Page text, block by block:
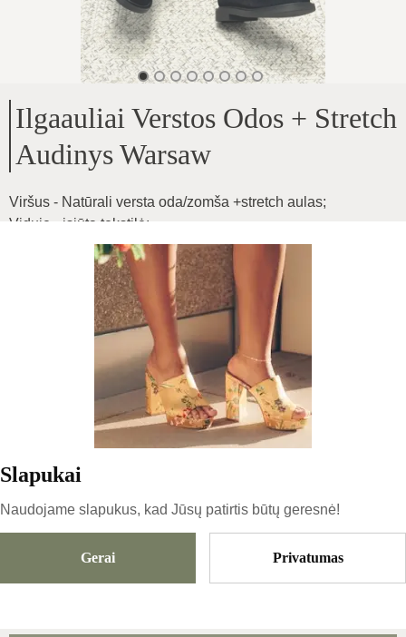
Slapukai
Naudojame slapukus, kad Jūsų patirtis būtų geresnė!
Gerai Privatumas
Ilgaauliai Verstos Odos + Stretch
Audinys Warsaw
Viršus - Natūrali versta oda/zomša +stretch aulas;
Viduje - įsiūta tekstilė;
Pado aukštis - 2,5cm;
Aulo aukštis - 42cm
Vidutinio pločio pėdai ir blauzdai;
Nuo dydžio aulo plotis keičiasi, audinys tamprus
Stambioms blauzdoms netinkamas modelis
0KYGEQEmJGCSBidoMpjI
115€